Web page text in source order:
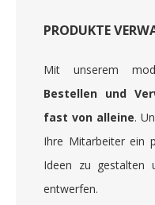
PRODUKTE
Mit unserem
Bestellen und
fast von alleine.
Ihre Mitarbeiter ein
Ideen zu gestalten
entwerfen.